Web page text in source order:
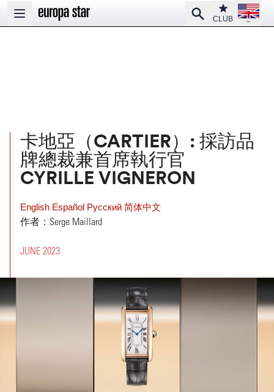
Open main menu
SearchClub
CLUB
Open
卡地亞（CARTIER）: 採訪品
牌總裁兼首席執行官
CYRILLE VIGNERON
English Español Pусский 简体中文
作者：Serge Maillard
JUNE 2023